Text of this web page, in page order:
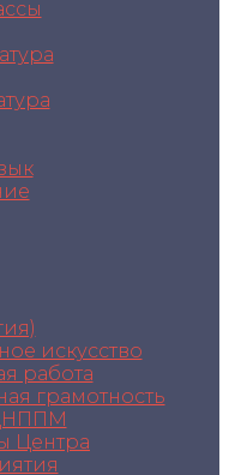
искусство
работа
грамотность
Центра